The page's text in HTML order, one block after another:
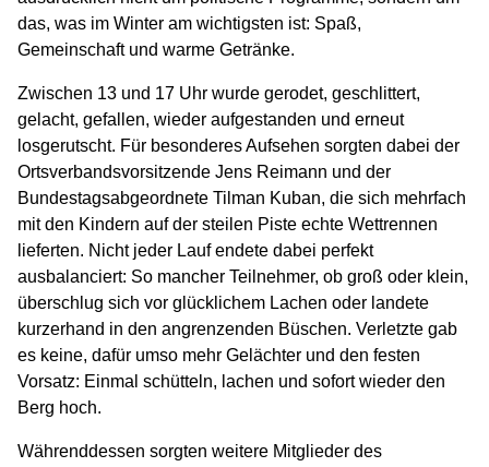
das, was im Winter am wichtigsten ist: Spaß,
Gemeinschaft und warme Getränke.
Zwischen 13 und 17 Uhr wurde gerodet, geschlittert,
gelacht, gefallen, wieder aufgestanden und erneut
losgerutscht. Für besonderes Aufsehen sorgten dabei der
Ortsverbandsvorsitzende Jens Reimann und der
Bundestagsabgeordnete Tilman Kuban, die sich mehrfach
mit den Kindern auf der steilen Piste echte Wettrennen
lieferten. Nicht jeder Lauf endete dabei perfekt
ausbalanciert: So mancher Teilnehmer, ob groß oder klein,
überschlug sich vor glücklichem Lachen oder landete
kurzerhand in den angrenzenden Büschen. Verletzte gab
es keine, dafür umso mehr Gelächter und den festen
Vorsatz: Einmal schütteln, lachen und sofort wieder den
Berg hoch.
Währenddessen sorgten weitere Mitglieder des